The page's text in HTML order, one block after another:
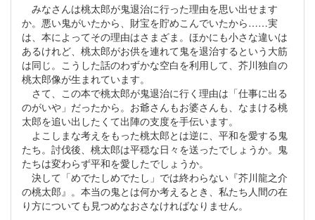
みなさんは桃太郎が鬼退治に行った理由を思い出せます
か。悪い鬼がいたから、財宝を貯めこんでいたから……実
は、本によってその理由はさまざま。ほかにも小さな違いは
あるけれど、桃太郎がお供を連れて鬼を退治するという大筋
は同じ。こうした話のわずかな空白を利用して、芥川独自の
桃太郎像が生まれています。
さて、この本で桃太郎が鬼退治に行く理由は「仕事に出る
のがいや」だったから。お爺さんもお婆さんも、なまける桃
太郎を追い出したくて出陣の支度を手伝います。
よこしまな考えをもった桃太郎とは逆に、平和を愛する鬼
たち。討伐後、桃太郎は平穏な日々を送ったでしょうか。鬼
たちは変わらず平和を愛したでしょうか。
決して「めでたしめでたし」では終わらない『芥川龍之介
の桃太郎』。本当の鬼とは何か考えるとき、私たち人間の在
り方についても見つめなおさなければなりません。